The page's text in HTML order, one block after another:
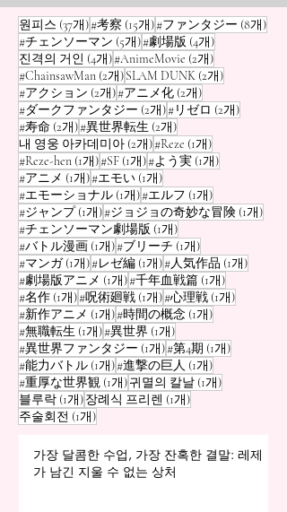
는지에 대한 이야기입니다.
원피스 (37개)게시물 37개
#考察 (15개)게시물 15개
#ファンタジー (8개)게
#チェンソーマン (5개)게시물 5개
#劇場版 (4개)게시물 4개
진격의 거인 (4개)게시물 4개
#AnimeMovie (2개)게시물 2개
#ChainsawMan (2개)게시물 2개
SLAM DUNK (2개)게시물 2개
#アクション (2개)게시물 2개
#アニメ化 (2개)게시물 2개
#ダークファンタジー (2개)게시물 2개
#リゼロ (2개)게시물 2
#寿命 (2개)게시물 2개
#異世界転生 (2개)게시물 2개
내 영웅 아카데미아 (2개)게시물 2개
#Reze (1개)게시물 1개
#Reze-hen (1개)게시물 1개
#SF (1개)게시물 1개
#よう実 (1개)게시물 1개
#アニメ (1개)게시물 1개
#エモい (1개)게시물 1개
#エモーショナル (1개)게시물 1개
#エルフ (1개)게시물 1개
#ジャンプ (1개)게시물 1개
#ジョジョの奇妙な冒険 (1개)게시
#チェンソーマン劇場版 (1개)게시물 1개
#バトル漫画 (1개)게시물 1개
#ブリーチ (1개)게시물 1개
#マンガ (1개)게시물 1개
#レゼ編 (1개)게시물 1개
#人気作品 (1개)게시물
#劇場版アニメ (1개)게시물 1개
#千年血戦篇 (1개)게시물 1개
#名作 (1개)게시물 1개
#呪術廻戦 (1개)게시물 1개
#心理戦 (1개)게시물 1개
#新作アニメ (1개)게시물 1개
#時間の概念 (1개)게시물 1개
#無職転生 (1개)게시물 1개
#異世界 (1개)게시물 1개
#異世界ファンタジー (1개)게시물 1개
#第4期 (1개)게시물 1개
#能力バトル (1개)게시물 1개
#進撃の巨人 (1개)게시물 1개
#重厚な世界観 (1개)게시물 1개
귀멸의 칼날 (1개)게시물 1개
블루락 (1개)게시물 1개
장례식 프리렌 (1개)게시물 1개
주술회전 (1개)게시물 1개
가장 달콤한 수업, 가장 잔혹한 결말: 레제
가 남긴 지울 수 없는 상처